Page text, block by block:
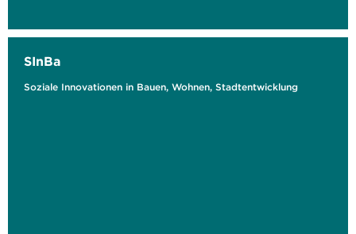
SInBa
Soziale Innovationen in Bauen, Wohnen, Stadtentwicklung